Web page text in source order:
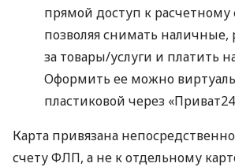
прямой доступ к расчетному
позволяя снимать наличные,
за товары/услуги и платить
Оформить ее можно
пластиковой через
Карта привязана
счету ФЛП, а не к отдельному